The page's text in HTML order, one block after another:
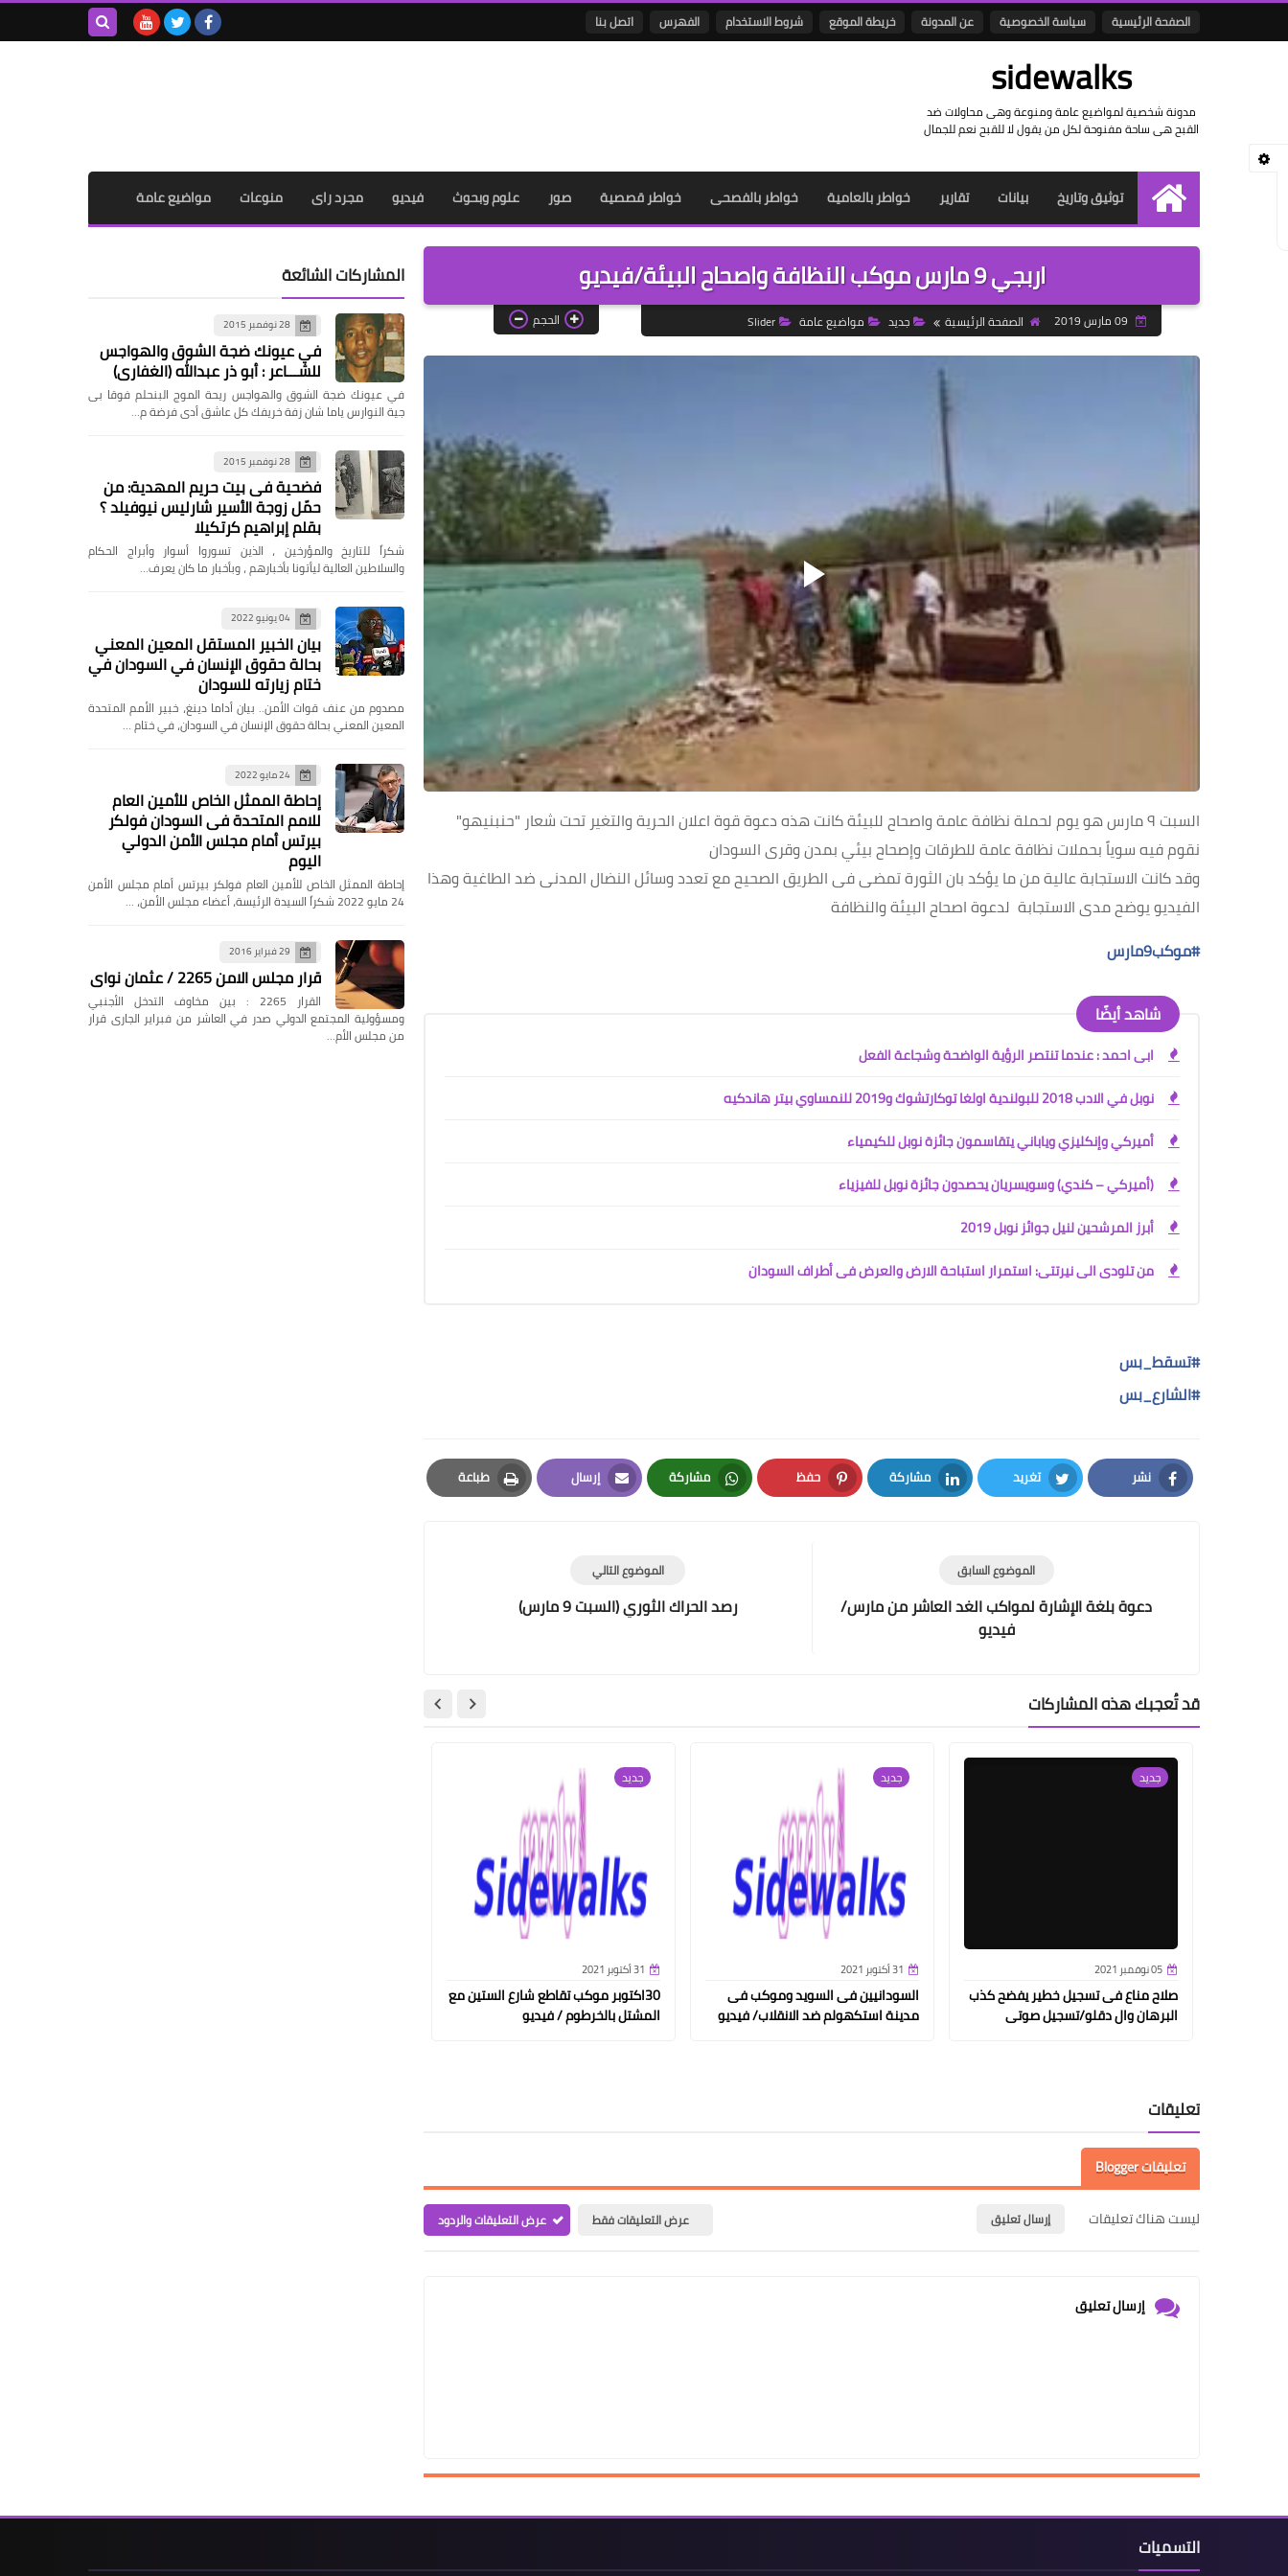
الصفحة الرئيسية سياسة الخصوصية عن المدونة خريطة الموقع شروط الاستخدام الفهرس اتصل بنا
sidewalks
مدونة شخصية لمواضيع عامة ومنوعة وهى محاولات ضد
القبح هى ساحة مفنوحة لكل من يقول لا للقبح نعم للجمال
الرئيسية
توثيق وتاريخ بيانات تقارير خواطر بالعامية خواطر بالفصحى خواطر قصصية صور علوم وبحوث فيديو مجرد راى منوعات مواضيع عامة
اربجي 9 مارس موكب النظافة واصحاح البيئة/فيديو
الصفحة الرئيسية جديد مواضيع عامة Slider الحجم
السبت ٩ مارس هو يوم لحملة نظافة عامة واصحاح للبيئة كانت هذه دعوة قوة اعلان الحرية والتغير تحت شعار "حنبنيهو"
نقوم فيه سوياً بحملات نظافة عامة للطرقات وإصحاح بيئي بمدن وقرى السودان
وقد كانت الاستجابة عالية من ما يؤكد بان الثورة تمضى فى الطريق الصحيح مع تعدد وسائل النضال المدنى ضد الطاغية وهذا
الفيديو يوضح مدى الاستجابة لدعوة اصحاح البيئة والنظافة
#موكب9مارس
شاهد أيضًا
ابى احمد : عندما تنتصر الرؤية الواضحة وشجاعة الفعل
نوبل في الادب 2018 للبولندية اولغا توكارتشوك و2019 للنمساوي بيتر هاندكيه
أميركي وإنكليزي وياباني يتقاسمون جائزة نوبل للكيمياء
(أميركي – كندي) وسويسريان يحصدون جائزة نوبل للفيزياء
أبرز المرشحين لنيل جوائز نوبل 2019
من تلودى الى نيرتتى: استمرار استباحة الارض والعرض فى أطراف السودان
#تسقط_بس
#الشارع_بس
نشر
Facebook
تغريد
Twitter
مشاركة
LinkedIn
حفظ
Pinterest
مشاركة
Whatsapp
إرسال
Email
طباعة
Print
الموضوع التالي
رصد الحراك الثوري (السبت 9 مارس)
الموضوع السابق
دعوة بلغة الإشارة لمواكب الغد العاشر من مارس/
فيديو
قد تُعجبك هذه المشاركات
جديد
05 نوفمبر 2021
صلاح مناع فى تسجيل خطير يفضح كذب
البرهان وال دقلو/تسجيل صوتى
جديد
31 أكتوبر 2021
السودانيين فى السويد وموكب فى
مدينة استكهولم ضد الانقلاب/ فيديو
جديد
31 أكتوبر 2021
30اكتوبر موكب تقاطع شارع الستين مع
المشتل بالخرطوم / فيديو
تعليقات
تعليقات Blogger
ليست هناك تعليقات إرسال تعليق عرض التعليقات فقط عرض التعليقات والردود
إرسال تعليق
المشاركات الشائعة
28 نوفمبر 2015
في عيونك ضجة الشوق والهواجس
للشـــاعر : أبو ذر عبدالله (الغفاري)
في عيونك ضجة الشوق والهواجس ريحة الموج البنحلم فوقا بى
جية النوارس ياما شان زفة خريفك كل عاشق أدى فرضة م…
28 نوفمبر 2015
فضحية فى بيت حريم المهدية: من
حمّل زوجة الأسير شارليس نيوفيلد ؟
بقلم إبراهيم كرتكيلا
شكراً للتاريخ والمؤرخين ، الذين تسوروا أسوار وأبراج الحكام
والسلاطين العالية ليأتونا بأخبارهم ، وبأخبار ما كان يعرف…
04 يونيو 2022
بيان الخبير المستقل المعين المعني
بحالة حقوق الإنسان في السودان في
ختام زيارته للسودان
مصدوم من عنف قوات الأمن.. بيان أداما دينغ، خبير الأمم المتحدة
المعين المعني بحالة حقوق الإنسان في السودان، في ختام …
24 مايو 2022
إحاطة الممثل الخاص للأمين العام
للامم المتحدة فى السودان فولكر
بيرتس أمام مجلس الأمن الدولي
اليوم
إحاطة الممثل الخاص للأمين العام فولكر بيرتس أمام مجلس الأمن
24 مايو 2022 شكراً السيدة الرئيسة، أعضاء مجلس الأمن، …
29 فبراير 2016
قرار مجلس الامن 2265 / عثمان نواى
القرار 2265 : بين مخاوف التدخل الأجنبي
ومسؤولية المجتمع الدولي صدر في العاشر من فبراير الجارى قرار
من مجلس الأم…
التسميات